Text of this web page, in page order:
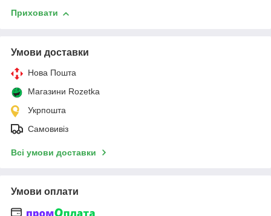
Приховати
Умови доставки
Нова Пошта
Магазини Rozetka
Укрпошта
Самовивіз
Всі умови доставки
Умови оплати